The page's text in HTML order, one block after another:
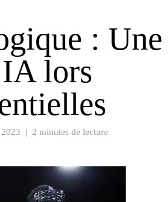
: Une
IA lors
| 2 minutes de lecture